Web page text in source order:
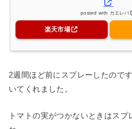
posted with カエレバ
楽天市場
2週間ほど前にスプレーしたので
いてくれました。
トマトの実がつかないときはス